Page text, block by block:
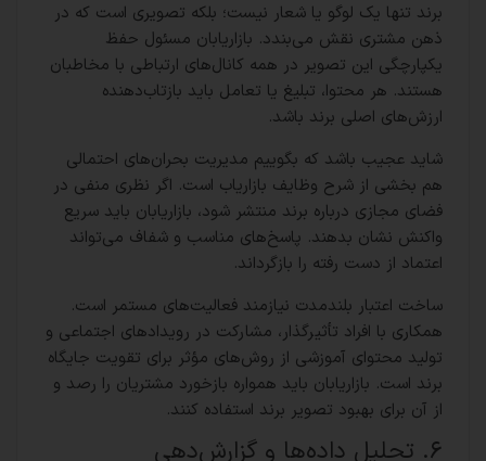
برند تنها یک لوگو یا شعار نیست؛ بلکه تصویری است که در
ذهن مشتری نقش می‌بندد. بازاریابان مسئول حفظ
یکپارچگی این تصویر در همه کانال‌های ارتباطی با مخاطبان
هستند. هر محتوا، تبلیغ یا تعامل باید بازتاب‌دهنده
ارزش‌های اصلی برند باشد.
شاید عجیب باشد که بگوییم مدیریت بحران‌های احتمالی
هم بخشی از شرح وظایف بازاریاب است. اگر نظری منفی در
فضای مجازی درباره برند منتشر شود، بازاریابان باید سریع
واکنش نشان بدهند. پاسخ‌های مناسب و شفاف می‌تواند
اعتماد از دست رفته را بازگرداند.
ساخت اعتبار بلندمدت نیازمند فعالیت‌های مستمر است.
همکاری با افراد تأثیرگذار، مشارکت در رویدادهای اجتماعی و
تولید محتوای آموزشی از روش‌های مؤثر برای تقویت جایگاه
برند است. بازاریابان باید همواره بازخورد مشتریان را رصد و
از آن برای بهبود تصویر برند استفاده کنند.
۶. تحلیل داده‌ها و گزارش‌دهی